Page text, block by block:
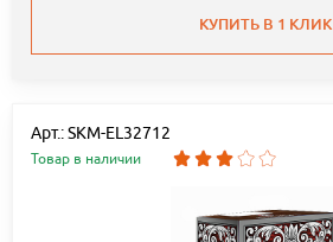
КУПИТЬ В 1 КЛИК
Арт.: SKM-EL32712
Товар в наличии